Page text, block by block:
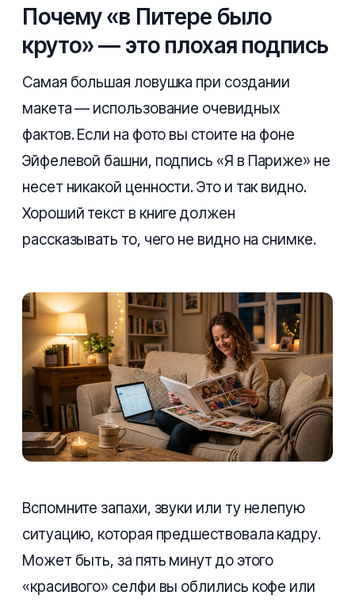
Почему «в Питере было
круто» — это плохая подпись
Самая большая ловушка при создании
макета — использование очевидных
фактов. Если на фото вы стоите на фоне
Эйфелевой башни, подпись «Я в Париже» не
несет никакой ценности. Это и так видно.
Хороший текст в книге должен
рассказывать то, чего не видно на снимке.
Вспомните запахи, звуки или ту нелепую
ситуацию, которая предшествовала кадру.
Может быть, за пять минут до этого
«красивого» селфи вы облились кофе или